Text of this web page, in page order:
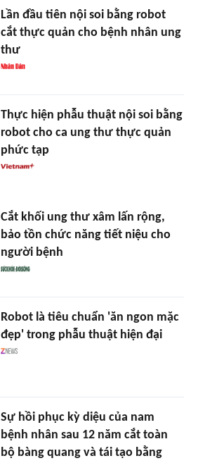
Lần đầu tiên nội soi bằng robot
cắt thực quản cho bệnh nhân ung
thư
Thực hiện phẫu thuật nội soi bằng
robot cho ca ung thư thực quản
phức tạp
Cắt khối ung thư xâm lấn rộng,
bảo tồn chức năng tiết niệu cho
người bệnh
Robot là tiêu chuẩn 'ăn ngon mặc
đẹp' trong phẫu thuật hiện đại
Sự hồi phục kỳ diệu của nam
bệnh nhân sau 12 năm cắt toàn
bộ bàng quang và tái tạo bằng